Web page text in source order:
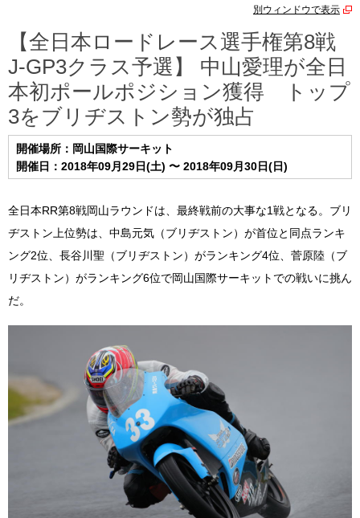
ポイントランキング
別ウィンドウで表示
【全日本ロードレース選手権第8戦
J-GP3クラス予選】 中山愛理が全日
本初ポールポジション獲得 トップ
3をブリヂストン勢が独占
開催場所：岡山国際サーキット
開催日：2018年09月29日(土) 〜 2018年09月30日(日)
全日本RR第8戦岡山ラウンドは、最終戦前の大事な1戦となる。ブリ
ヂストン上位勢は、中島元気（ブリヂストン）が首位と同点ランキ
ング2位、長谷川聖（ブリヂストン）がランキング4位、菅原陸（ブ
リヂストン）がランキング6位で岡山国際サーキットでの戦いに挑ん
だ。